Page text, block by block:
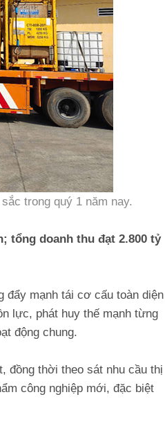
trong quý 1 năm nay.
tổng doanh thu đạt 2.800 tỷ
mạnh tái cơ cấu toàn diện
lực, phát huy thế mạnh từng
động chung.
đồng thời theo sát nhu cầu thị
công nghiệp mới, đặc biệt